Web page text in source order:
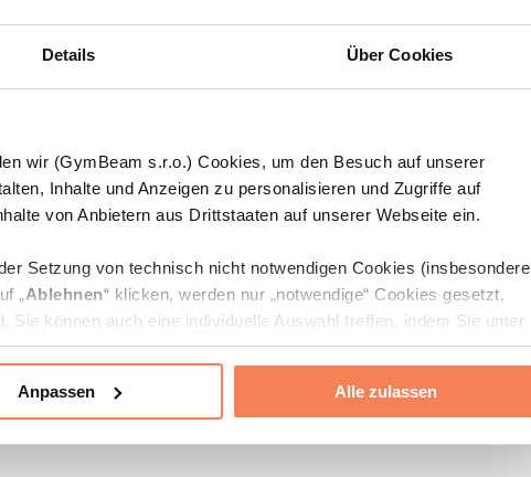
Details Über Cookies
wir (GymBeam s.r.o.) Cookies, um den Besuch auf unserer
Inhalte und Anzeigen zu personalisieren und Zugriffe auf
von Anbietern aus Drittstaaten auf unserer Webseite ein.
Setzung von technisch nicht notwendigen Cookies (insbesondere
„Ablehnen“ klicken, werden nur „notwendige“ Cookies gesetzt,
können auch eine individuelle Auswahl treffen, indem Sie unter
„Auswahl erlauben“ klicken.
finden Sie in den Unterpunkten „Details“ und „Über Cookies“
Anpassen Alle zulassen